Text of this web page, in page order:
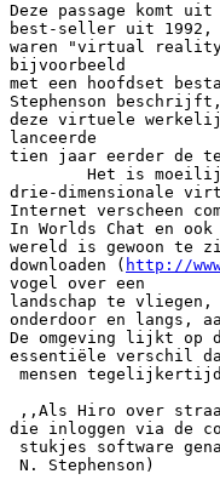
Deze passage komt
best-seller uit 1992,
waren "virtual reality'-
bijvoorbeeld
met een hoofdset
Stephenson
deze virtuele
lanceerde
tien jaar eerder de
Het is
drie-dimensionale
Internet verscheen
In Worlds Chat en
wereld is gewoon te
downloaden ( http://
vogel over een
landschap te
onderdoor en langs,
De omgeving lijkt op
essentiële verschil
mensen
,,Als Hiro over
die inloggen via de
stukjes software
N. Stephenson)